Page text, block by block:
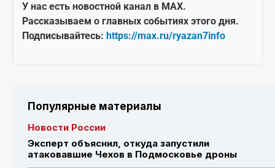
У нас есть новостной канал в MAX.
Рассказываем о главных событиях этого дня.
Подписывайтесь: https://max.ru/ryazan7info
Популярные материалы
Новости России
Эксперт объяснил, откуда запустили
атаковавшие Чехов в Подмосковье дроны